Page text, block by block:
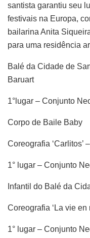
santista garantiu seu
festivais na Europa,
bailarina Anita
para uma residência
Balé da Cidade de
Baruart
1°lugar – Conjunto
Corpo de Baile Baby
Coreografia ‘Carlitos’
1° lugar – Conjunto
Infantil do Balé da
Coreografia ‘La vie
1° lugar – Conjunto